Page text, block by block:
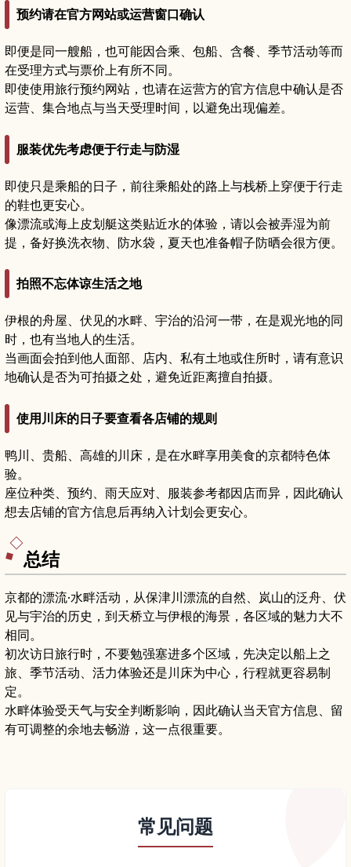
预约请在官方网站或运营窗口确认
即便是同一艘船，也可能因合乘、包船、含餐、季节活动等而
在受理方式与票价上有所不同。
即使使用旅行预约网站，也请在运营方的官方信息中确认是否
运营、集合地点与当天受理时间，以避免出现偏差。
服装优先考虑便于行走与防湿
即使只是乘船的日子，前往乘船处的路上与栈桥上穿便于行走
的鞋也更安心。
像漂流或海上皮划艇这类贴近水的体验，请以会被弄湿为前
提，备好换洗衣物、防水袋，夏天也准备帽子防晒会很方便。
拍照不忘体谅生活之地
伊根的舟屋、伏见的水畔、宇治的沿河一带，在是观光地的同
时，也有当地人的生活。
当画面会拍到他人面部、店内、私有土地或住所时，请有意识
地确认是否为可拍摄之处，避免近距离擅自拍摄。
使用川床的日子要查看各店铺的规则
鸭川、贵船、高雄的川床，是在水畔享用美食的京都特色体
验。
座位种类、预约、雨天应对、服装参考都因店而异，因此确认
想去店铺的官方信息后再纳入计划会更安心。
总结
京都的漂流·水畔活动，从保津川漂流的自然、岚山的泛舟、伏
见与宇治的历史，到天桥立与伊根的海景，各区域的魅力大不
相同。
初次访日旅行时，不要勉强塞进多个区域，先决定以船上之
旅、季节活动、活力体验还是川床为中心，行程就更容易制
定。
水畔体验受天气与安全判断影响，因此确认当天官方信息、留
有可调整的余地去畅游，这一点很重要。
常见问题